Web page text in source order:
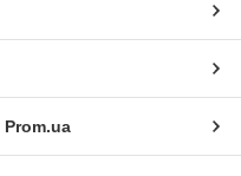
Prom.ua